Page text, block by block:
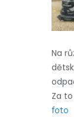
Na
Za
foto